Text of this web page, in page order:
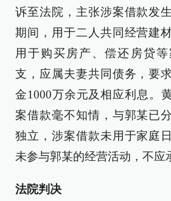
诉至法院，主张涉案借款发
期间，用于二人共同经营建
用于购买房产、偿还房贷
支，应属夫妻共同债务，要
金1000万余元及相应利息。
案借款毫不知情，与郭某已
独立，涉案借款未用于家庭
未参与郭某的经营活动，不应
法院判决